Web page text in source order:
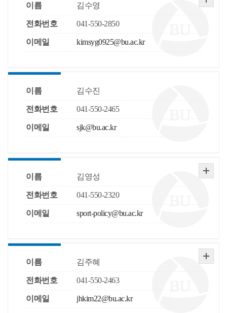
이름 김수영
전화번호 041-550-2850
이메일 kimsyg0925@bu.ac.kr
이름 김수진
전화번호 041-550-2465
이메일 sjk@bu.ac.kr
이름 김영성
전화번호 041-550-2320
이메일 sport-policy@bu.ac.kr
이름 김주혜
전화번호 041-550-2463
이메일 jhkim22@bu.ac.kr